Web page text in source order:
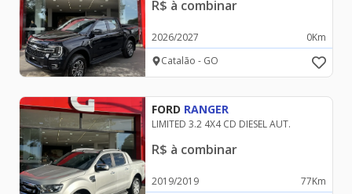
CAOA CHERY
CITROËN
FIAT
R$ à combinar
2026/2027 0Km
Catalão - GO
FORD RANGER
LIMITED 3.2 4X4 CD DIESEL AUT.
R$ à combinar
2019/2019 77Km